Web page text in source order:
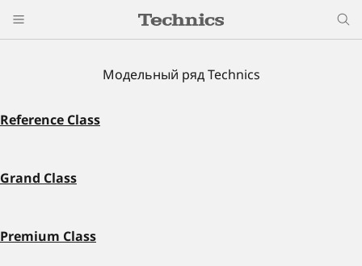
Модельный ряд Technics
Reference Class
Grand Class
Premium Class